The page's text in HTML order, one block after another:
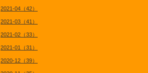
2021-04（42）
2021-03（41）
2021-02（33）
2021-01（31）
2020-12（39）